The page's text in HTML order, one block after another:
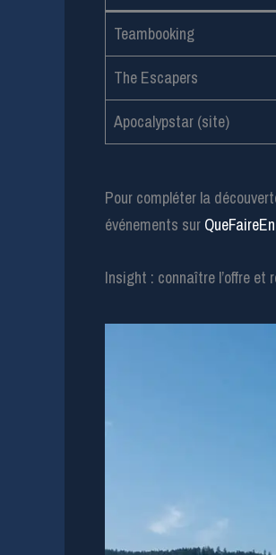
Teambooking
The Escapers
Apocalypstar (site)
Pour compléter la
événements sur QueFaireEn
Insight : connaître l’offre